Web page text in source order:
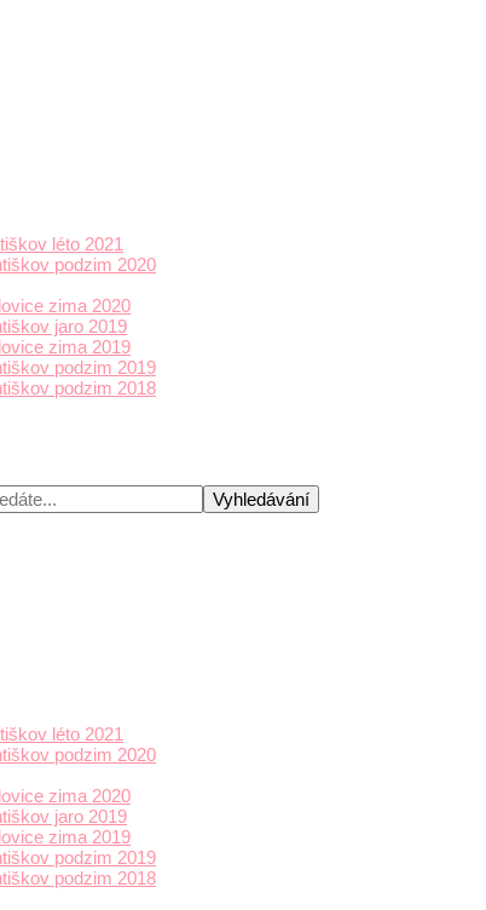
léto 2021
podzim 2020
zima 2020
jaro 2019
zima 2019
podzim 2019
podzim 2018
léto 2021
podzim 2020
zima 2020
jaro 2019
zima 2019
podzim 2019
podzim 2018